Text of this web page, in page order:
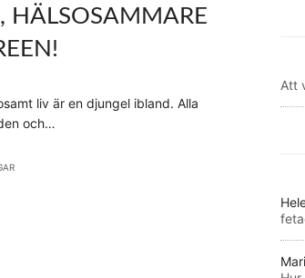
HÄLSOSAMMARE
liv är en djungel ibland. Alla
och…
Att